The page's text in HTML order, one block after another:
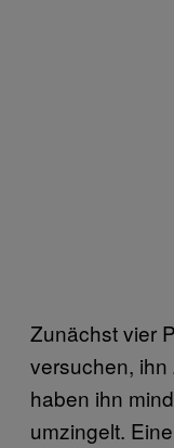
Zunächst vier
versuchen,
haben ihn
umzingelt.